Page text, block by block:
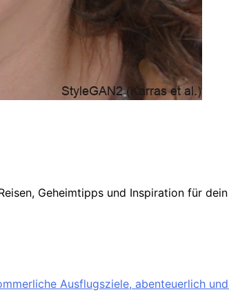
Geheimtipps und Inspiration für
Ausflugsziele, abenteuerlich